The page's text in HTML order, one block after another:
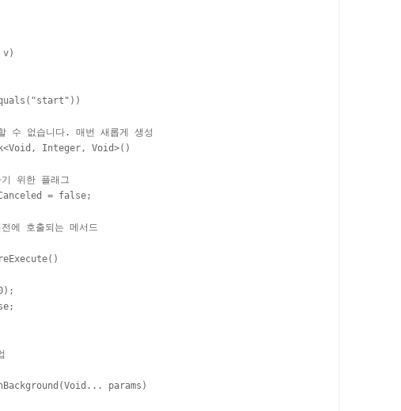
v)
수 없습니다. 매번 새롭게 생성
Integer, Void>()
위한 플래그
= false;
에 호출되는 메서드
params)